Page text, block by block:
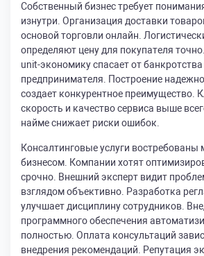
Собственный бизнес требует
изнутри. Организация доставки
основой торговли онлайн.
определяют цену для покупателя
unit-экономику спасает от
предпринимателя. Построение
создает конкурентное преимущество.
скорость и качество сервиса выше
найме снижает риски ошибок.
Консалтинговые услуги
бизнесом. Компании хотят
срочно. Внешний эксперт видит
взглядом объективно. Разработка
улучшает дисциплину сотрудников.
программного обеспечения
полностью. Оплата консультаций
внедрения рекомендаций. Репутация